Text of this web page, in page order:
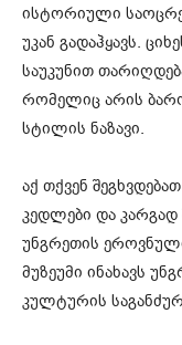
ისტორიული
უკან გადაჰყავს.
საუკუნით
რომელიც არის
სტილის ნაზავი.
აქ თქვენ
კედლები და
უნგრეთის
მუზეუმი ინახავს
კულტურის